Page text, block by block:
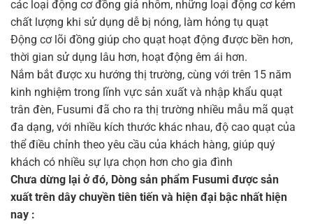
các loại động cơ đồng giả nhôm, những loại động cơ kém
chất lượng khi sử dụng dễ bị nóng, làm hỏng tụ quạt
Động cơ lõi đồng giúp cho quạt hoạt động được bền hơn,
thời gian sử dụng lâu hơn, hoạt động êm ái hơn.
Nắm bắt được xu hướng thị trường, cùng với trên 15 năm
kinh nghiệm trong lĩnh vực sản xuất và nhập khẩu quạt
trân đèn, Fusumi đã cho ra thị trường nhiều mẫu mã quạt
đa dạng, với nhiều kích thước khác nhau, độ cao quạt của
thể điều chỉnh theo yêu cầu của khách hàng, giúp quý
khách có nhiều sự lựa chọn hơn cho gia đình
Chưa dừng lại ở đó, Dòng sản phẩm Fusumi được sản
xuất trên dây chuyền tiên tiến và hiện đại bậc nhất hiện
nay :